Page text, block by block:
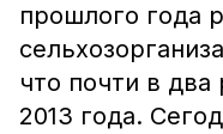
прошлого года
что почти в два
2013 года.